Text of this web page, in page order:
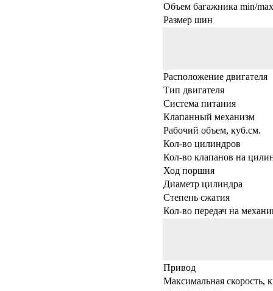
Объем багажника min/
Размер шин
Расположение двигателя
Тип двигателя
Система питания
Клапанный механизм
Рабочий объем, куб.см.
Кол-во цилиндров
Кол-во клапанов на
Ход поршня
Диаметр цилиндра
Степень сжатия
Кол-во передач на
Привод
Максимальная скорость,